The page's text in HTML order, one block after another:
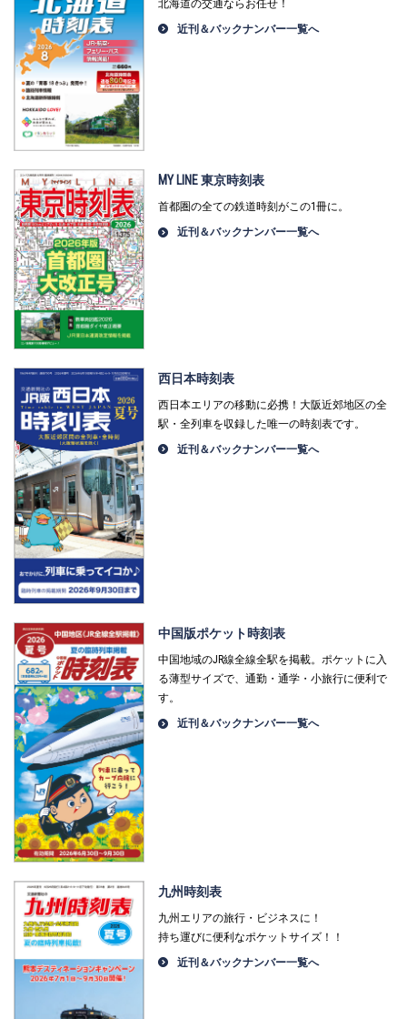
北海道の交通ならお任せ！
近刊＆バックナンバー一覧へ
MY LINE 東京時刻表
首都圏の全ての鉄道時刻がこの1冊に。
近刊＆バックナンバー一覧へ
西日本時刻表
西日本エリアの移動に必携！大阪近郊地区の全
駅・全列車を収録した唯一の時刻表です。
近刊＆バックナンバー一覧へ
中国版ポケット時刻表
中国地域のJR線全線全駅を掲載。ポケットに入
る薄型サイズで、通勤・通学・小旅行に便利で
す。
近刊＆バックナンバー一覧へ
九州時刻表
九州エリアの旅行・ビジネスに！
持ち運びに便利なポケットサイズ！！
近刊＆バックナンバー一覧へ